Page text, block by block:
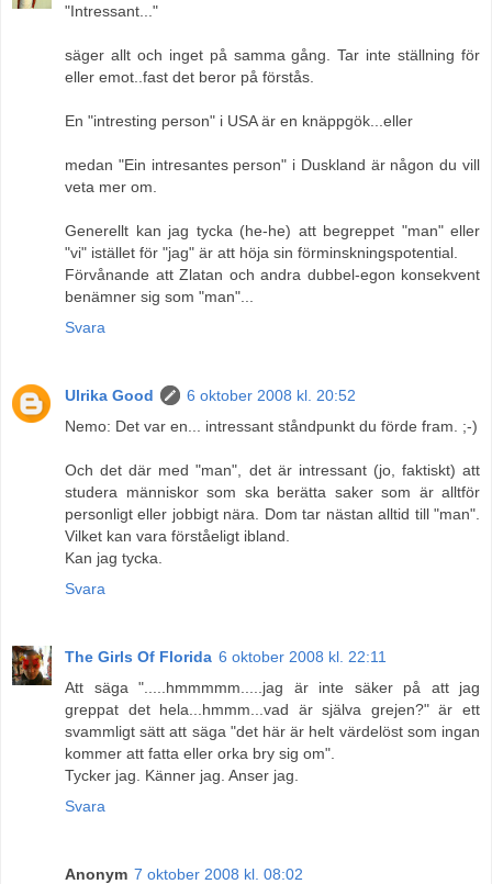
"Intressant..."
säger allt och inget på samma gång. Tar inte ställning för
eller emot..fast det beror på förstås.
En "intresting person" i USA är en knäppgök...eller
medan "Ein intresantes person" i Duskland är någon du vill
veta mer om.
Generellt kan jag tycka (he-he) att begreppet "man" eller
"vi" istället för "jag" är att höja sin förminskningspotential.
Förvånande att Zlatan och andra dubbel-egon konsekvent
benämner sig som "man"...
Svara
Ulrika Good
6 oktober 2008 kl. 20:52
Nemo: Det var en... intressant ståndpunkt du förde fram. ;-)
Och det där med "man", det är intressant (jo, faktiskt) att
studera människor som ska berätta saker som är alltför
personligt eller jobbigt nära. Dom tar nästan alltid till "man".
Vilket kan vara förståeligt ibland.
Kan jag tycka.
Svara
The Girls Of Florida 6 oktober 2008 kl. 22:11
Att säga ".....hmmmmm.....jag är inte säker på att jag
greppat det hela...hmmm...vad är själva grejen?" är ett
svammligt sätt att säga "det här är helt värdelöst som ingan
kommer att fatta eller orka bry sig om".
Tycker jag. Känner jag. Anser jag.
Svara
Anonym 7 oktober 2008 kl. 08:02